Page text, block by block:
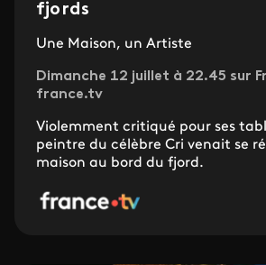
fjords
Une Maison, un Artiste
Dimanche 12 juillet à 22.45 sur
france.tv
Violemment critiqué pour ses
peintre du célèbre Cri venait se
maison au bord du fjord.